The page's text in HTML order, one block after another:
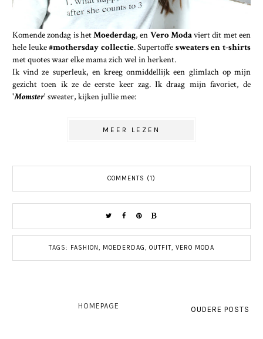
Komende zondag is hetMoederdag, en Vero Modaviert dit met een
hele leuke#mothersday collectie. Supertoffe sweaters en t-shirts
met quotes waar elke mama zich wel in herkent.
Ik vind ze superleuk, en kreeg onmiddellijk een glimlach op mijn
gezicht toen ik ze de eerste keer zag. Ik draag mijn favoriet, de
'Momster' sweater, kijken jullie mee:
MEER LEZEN
COMMENTS (1)
TAGS: FASHION , MOEDERDAG, OUTFIT, VERO MODA
OUDERE POSTS
HOMEPAGE